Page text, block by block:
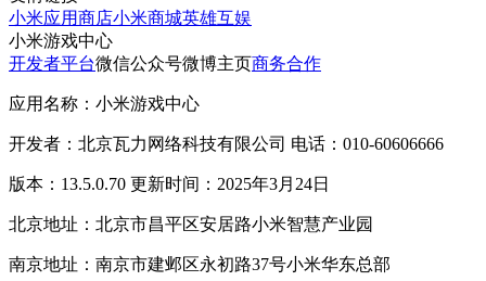
小米应用商店小米商城英雄互娱
小米游戏中心
开发者平台微信公众号微博主页商务合作
应用名称：小米游戏中心
开发者：北京瓦力网络科技有限公司 电话：010-60606666
版本：13.5.0.70 更新时间：2025年3月24日
北京地址：北京市昌平区安居路小米智慧产业园
南京地址：南京市建邺区永初路37号小米华东总部